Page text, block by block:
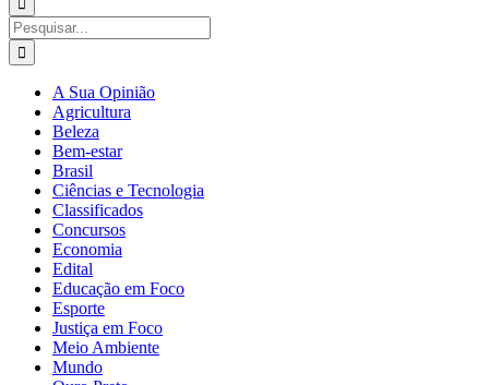
para:
Buscar
resultados
para:
A Sua Opinião
Agricultura
Beleza
Bem-estar
Brasil
Ciências e Tecnologia
Classificados
Concursos
Economia
Edital
Educação em Foco
Esporte
Justiça em Foco
Meio Ambiente
Mundo